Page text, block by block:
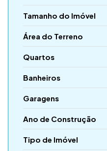
Tamanho do Imóvel
Área do Terreno
Quartos
Banheiros
Garagens
Ano de Construção
Tipo de Imóvel